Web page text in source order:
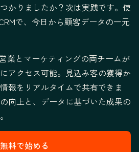
かりましたか？次は実践です。使
で、今日から顧客データの一元
業とマーケティングの両チームが
アクセス可能。見込み客の獲得か
報をリアルタイムで共有できま
向上と、データに基づいた成果の
無料で始める